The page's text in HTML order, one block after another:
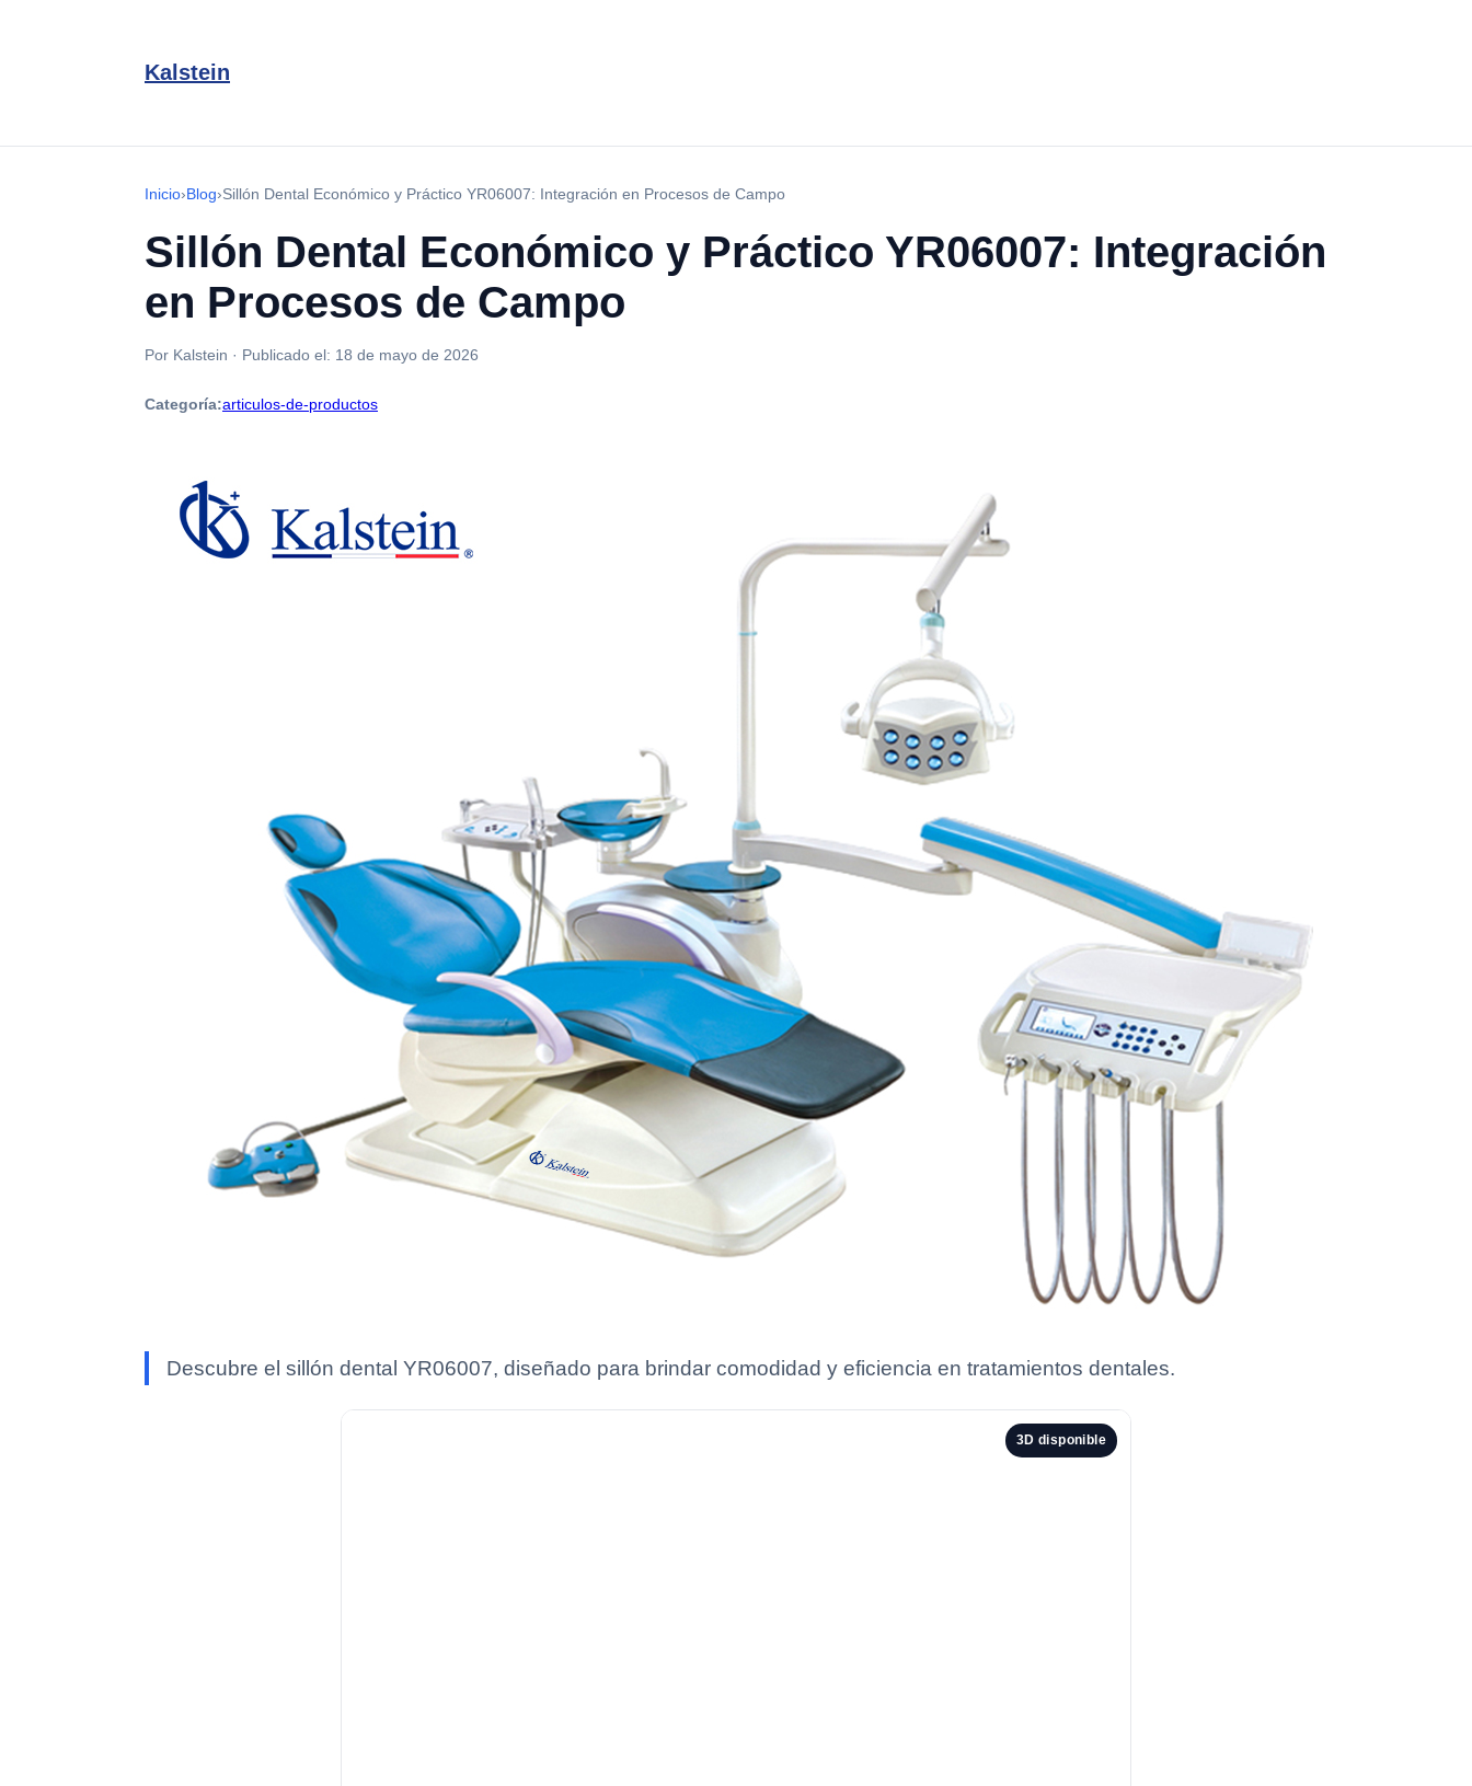
Kalstein
Inicio›Blog›Sillón Dental Económico y Práctico YR06007: Integración en Procesos de Campo
Sillón Dental Económico y Práctico YR06007: Integración
en Procesos de Campo
Por Kalstein · Publicado el: 18 de mayo de 2026
Categoría:articulos-de-productos
Descubre el sillón dental YR06007, diseñado para brindar comodidad y eficiencia en tratamientos dentales.
3D disponible